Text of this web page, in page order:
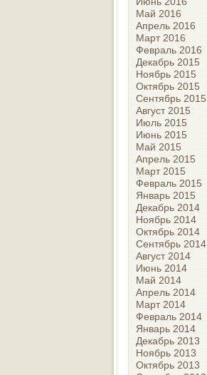
Май 2016
Апрель 2016
Март 2016
Февраль 2016
Декабрь 2015
Ноябрь 2015
Октябрь 2015
Сентябрь 2015
Август 2015
Июль 2015
Июнь 2015
Май 2015
Апрель 2015
Март 2015
Февраль 2015
Январь 2015
Декабрь 2014
Ноябрь 2014
Октябрь 2014
Сентябрь 2014
Август 2014
Июнь 2014
Май 2014
Апрель 2014
Март 2014
Февраль 2014
Январь 2014
Декабрь 2013
Ноябрь 2013
Октябрь 2013